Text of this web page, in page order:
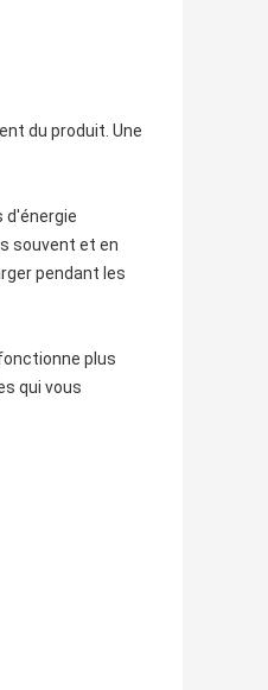
du produit. Une
d'énergie
souvent et en
pendant les
plus
qui vous